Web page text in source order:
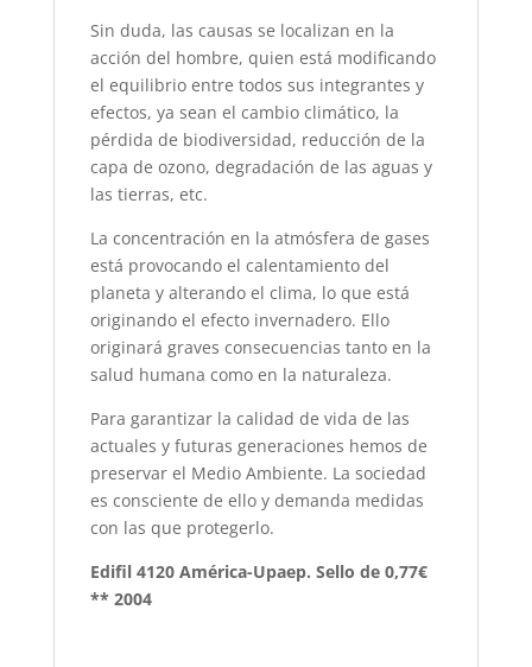
Sin duda, las causas se localizan en la
acción del hombre, quien está modificando
el equilibrio entre todos sus integrantes y
efectos, ya sean el cambio climático, la
pérdida de biodiversidad, reducción de la
capa de ozono, degradación de las aguas y
las tierras, etc.
La concentración en la atmósfera de gases
está provocando el calentamiento del
planeta y alterando el clima, lo que está
originando el efecto invernadero. Ello
originará graves consecuencias tanto en la
salud humana como en la naturaleza.
Para garantizar la calidad de vida de las
actuales y futuras generaciones hemos de
preservar el Medio Ambiente. La sociedad
es consciente de ello y demanda medidas
con las que protegerlo.
Edifil 4120 América-Upaep. Sello de 0,77€
** 2004